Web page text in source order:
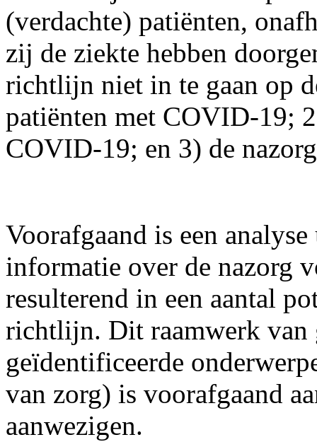
(verdachte) patiënten,
zij de ziekte hebben
richtlijn niet in te gaan op
patiënten met COVID-19;
COVID-19; en 3) de
Voorafgaand is een
informatie over de nazorg
resulterend in een aantal
richtlijn. Dit raamwerk van
geïdentificeerde
van zorg) is voorafgaand
aanwezigen.